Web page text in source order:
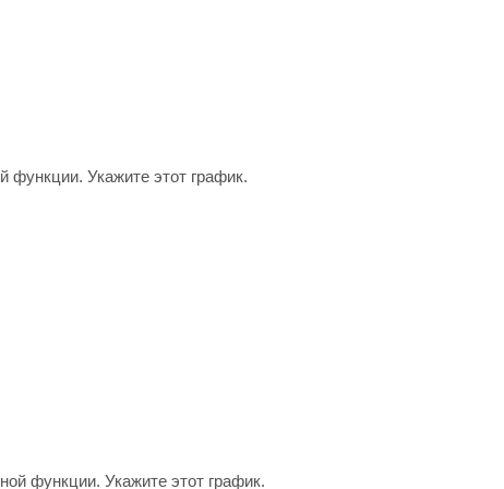
функции. Укажите этот график.
функции. Укажите этот график.